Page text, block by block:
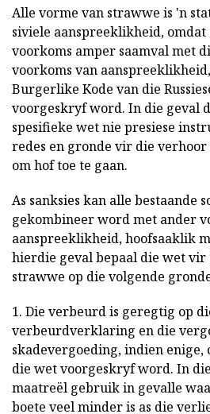
Alle vorme van strawwe is 'n
siviele aanspreeklikheid,
voorkoms amper saamval met
voorkoms van
Burgerlike Kode van die
voorgeskryf word. In die geval
spesifieke wet nie presiese
redes en gronde vir die
om hof toe te gaan.
As sanksies kan alle bestaande
gekombineer word met ander
aanspreeklikheid, hoofsaaklik
hierdie geval bepaal die wet vir
strawwe op die volgende
1. Die verbeurd is geregtig op
verbeurdverklaring en die
skadevergoeding, indien enige,
die wet voorgeskryf word. In
maatreël gebruik in gevalle
boete veel minder is as die